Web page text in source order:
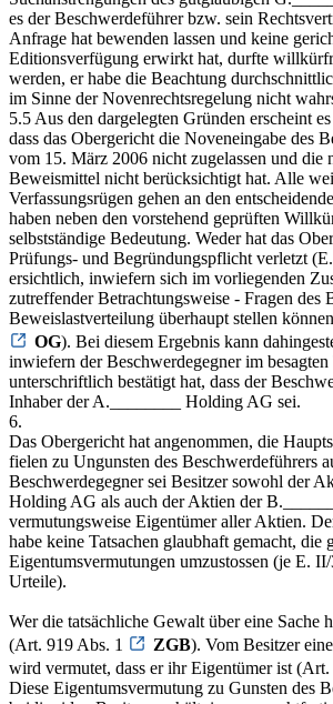
es der Beschwerdeführer bzw. sein
Anfrage hat bewenden lassen und keine
Editionsverfügung erwirkt hat, durfte
werden, er habe die Beachtung
im Sinne der Novenrechtsregelung nicht
5.5 Aus den dargelegten Gründen erscheint
dass das Obergericht die Noveneingabe des
vom 15. März 2006 nicht zugelassen und die
Beweismittel nicht berücksichtigt hat. Alle
Verfassungsrügen gehen an den
haben neben den vorstehend geprüften
selbstständige Bedeutung. Weder hat das
Prüfungs- und Begründungspflicht verletzt
ersichtlich, inwiefern sich im vorliegenden
zutreffender Betrachtungsweise - Fragen des
Beweislastverteilung überhaupt stellen
OG). Bei diesem Ergebnis kann
inwiefern der Beschwerdegegner im
unterschriftlich bestätigt hat, dass der
Inhaber der A.________ Holding AG sei.
6.
Das Obergericht hat angenommen, die
fielen zu Ungunsten des Beschwerdeführers
Beschwerdegegner sei Besitzer sowohl der
Holding AG als auch der Aktien der
vermutungsweise Eigentümer aller Aktien.
habe keine Tatsachen glaubhaft gemacht, die
Eigentumsvermutungen umzustossen (je E.
Urteile).
Wer die tatsächliche Gewalt über eine Sache
(Art. 919 Abs. 1
ZGB). Vom Besitzer
wird vermutet, dass er ihr Eigentümer ist (Art.
Diese Eigentumsvermutung zu Gunsten des